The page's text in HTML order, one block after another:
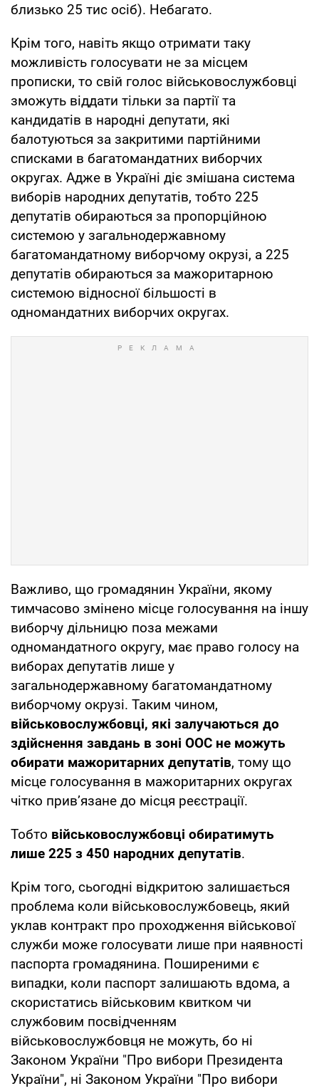
близько 25 тис осіб). Небагато.
Крім того, навіть якщо отримати таку
можливість голосувати не за місцем
прописки, то свій голос військовослужбовці
зможуть віддати тільки за партії та
кандидатів в народні депутати, які
балотуються за закритими партійними
списками в багатомандатних виборчих
округах. Адже в Україні діє змішана система
виборів народних депутатів, тобто 225
депутатів обираються за пропорційною
системою у загальнодержавному
багатомандатному виборчому окрузі, а 225
депутатів обираються за мажоритарною
системою відносної більшості в
одномандатних виборчих округах.
Важливо, що громадянин України, якому
тимчасово змінено місце голосування на іншу
виборчу дільницю поза межами
одномандатного округу, має право голосу на
виборах депутатів лише у
загальнодержавному багатомандатному
виборчому окрузі. Таким чином,
військовослужбовці, які залучаються до
здійснення завдань в зоні ООС не можуть
обирати мажоритарних депутатів, тому що
місце голосування в мажоритарних округах
чітко прив’язане до місця реєстрації.
Тобто військовослужбовці обиратимуть
лише 225 з 450 народних депутатів.
Крім того, сьогодні відкритою залишається
проблема коли військовослужбовець, який
уклав контракт про проходження військової
служби може голосувати лише при наявності
паспорта громадянина. Поширеними є
випадки, коли паспорт залишають вдома, а
скористатись військовим квитком чи
службовим посвідченням
військовослужбовця не можуть, бо ні
Законом України "Про вибори Президента
України", ні Законом України "Про вибори